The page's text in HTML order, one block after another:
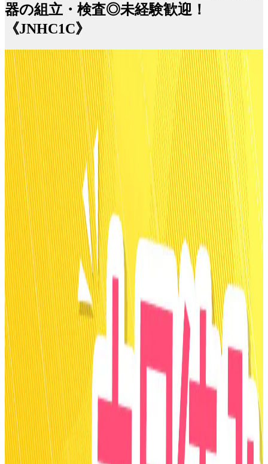
器の組立・検査◎未経験歓迎！
《JNHC1C》